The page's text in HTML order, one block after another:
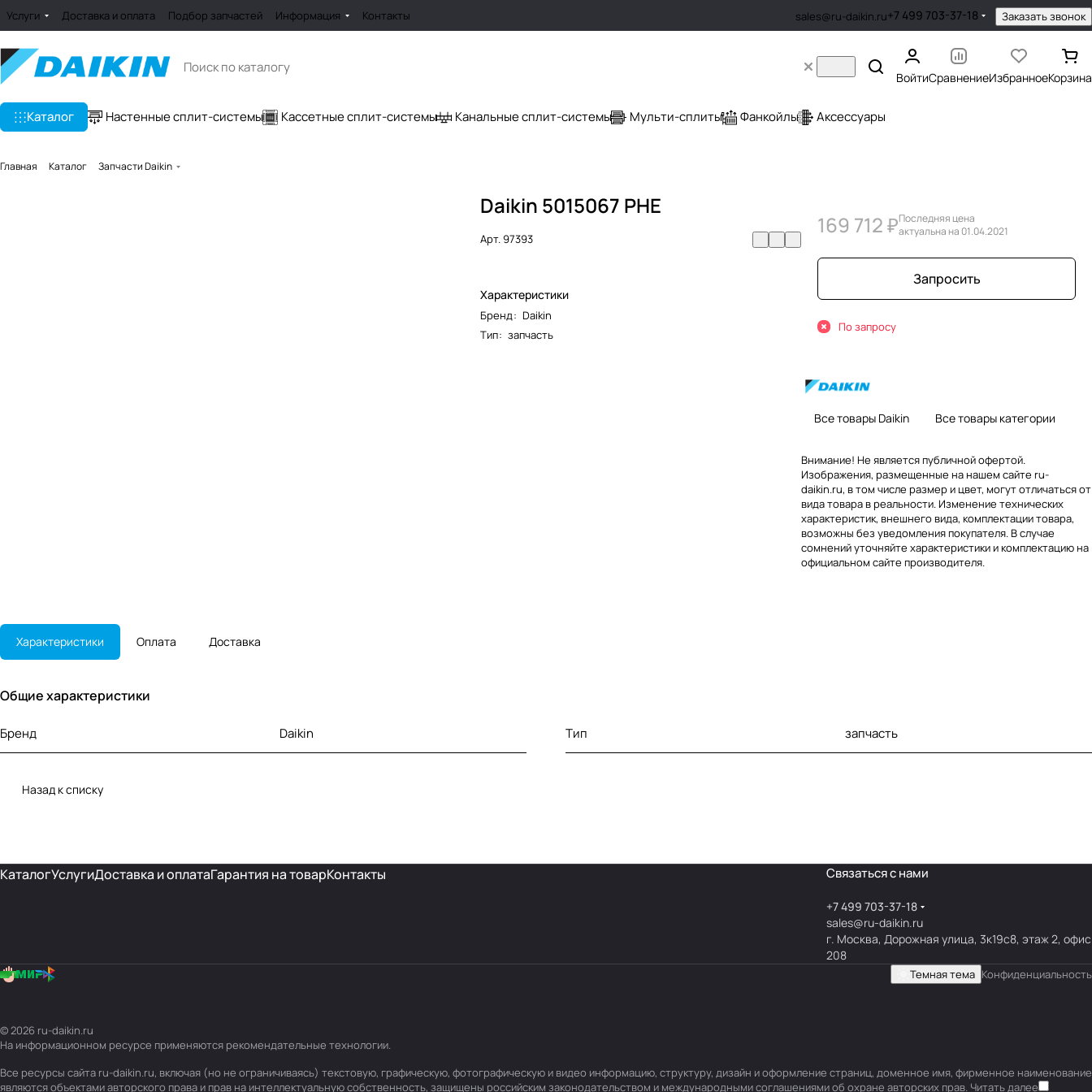
Услуги Доставка и оплата Подбор запчастей Информация Контакты sales@ru-daikin.ru+7 499 703-37-18 Заказать звонок
ВойтиСравнениеИзбранноеКорзина
Каталог Настенные сплит-системы Кассетные сплит-системы Канальные сплит-системы Мульти-сплиты Фанкойлы Аксессуары
Главная Каталог Запчасти Daikin
Daikin 5015067 PHE
Арт.97393
Характеристики
Бренд: Daikin
Тип: запчасть
169 712 ₽Последняя цена
актуальна на 01.04.2021
Запросить
По запросу
Все товары Daikin Все товары категории
Внимание! Не является публичной офертой.
Изображения, размещенные на нашем сайте ru-
daikin.ru, в том числе размер и цвет, могут отличаться от
вида товара в реальности. Изменение технических
характеристик, внешнего вида, комплектации товара,
возможны без уведомления покупателя. В случае
сомнений уточняйте характеристики и комплектацию на
официальном сайте производителя.
Характеристики Оплата Доставка
Общие характеристики
Бренд Daikin Тип запчасть
Назад к списку
КаталогУслугиДоставка и оплатаГарантия на товарКонтакты Связаться с нами
+7 499 703-37-18
sales@ru-daikin.ru
г. Москва, Дорожная улица, 3к19с8, этаж 2, офис
208
Темная тема Конфиденциальность
© 2026 ru-daikin.ru
На информационном ресурсе применяются рекомендательные технологии.
Все ресурсы сайта ru-daikin.ru, включая (но не ограничиваясь) текстовую, графическую, фотографическую и видео информацию, структуру, дизайн и оформление страниц, доменное имя, фирменное наименование
являются объектами авторского права и прав на интеллектуальную собственность, защищены российским законодательством и международными соглашениями об охране авторских прав. Читать далее